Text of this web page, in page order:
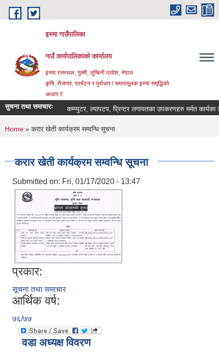
Skip to main content
इस्मा गाउँपालिका
गाउँ कार्यपालिकाको कार्यालय
इस्मा रजस्थल, गुल्मी, लुम्बिनी प्रदेश, नेपाल
कृषि, रोजगार, प्रर्यटन र पुर्वाधार ! समतामूलक इस्मा समृद्धिको
आधार !!
सुचना तथा समाचारःकम्प्युटर, ल्यापटप, प्रिन्टर लगायतका उपकरणहरु मर्मत कार्यका लागि
You are here
Home » करार खेती कार्यक्रम सम्वन्धि सूचना
करार खेती कार्यक्रम सम्वन्धि सूचना
Submitted on: Fri, 01/17/2020 - 13:47
प्रकार:
सूचना तथा समाचार
आर्थिक वर्ष:
७६/७७
वडा अध्यक्ष विवरण